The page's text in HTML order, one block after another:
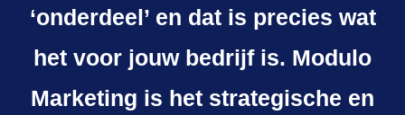
‘onderdeel’ en dat is precies wat
het voor jouw bedrijf is. Modulo
Marketing is het strategische en